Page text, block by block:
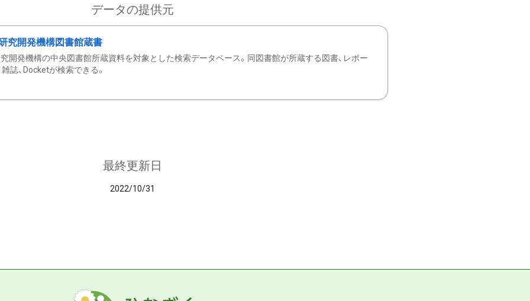
データの提供元
究開発機構図書館蔵書
開発機構の中央図書館所蔵資料を対象とした検索データベース。同図書館が所蔵する図書、レポー
雑誌、Docketが検索できる。
最終更新日
2022/10/31